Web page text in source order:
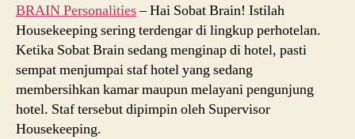
BRAIN Personalities– Hai Sobat Brain! Istilah
Housekeeping sering terdengar di lingkup perhotelan.
Ketika Sobat Brain sedang menginap di hotel, pasti
sempat menjumpai staf hotel yang sedang
membersihkan kamar maupun melayani pengunjung
hotel. Staf tersebut dipimpin oleh Supervisor
Housekeeping.